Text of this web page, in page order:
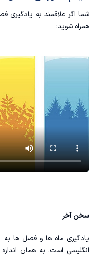
شما اگر علاقمند به یادگیری
همراه شوید:
سخن آخر
یادگیری ماه ها و فصل ها به
انگلیسی است. به همان